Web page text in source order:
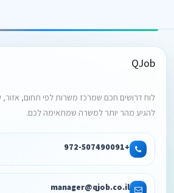
QJob
לוח דרושים חכם שמרכז משרות לפי תחום, אזור,
להגיע מהר יותר למשרה שמתאימה לכם.
+972-507490091
manager@qjob.co.il